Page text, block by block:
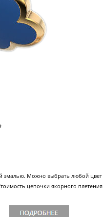
эмалью. Можно выбрать любой цвет
цепочки якорного плетения